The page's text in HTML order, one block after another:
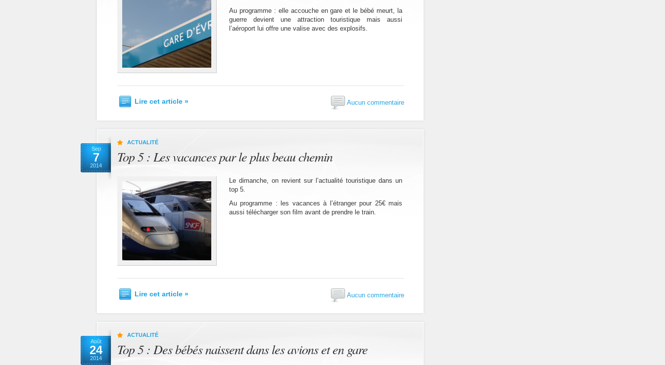
Au programme : elle accouche en gare et le bébé meurt, la
guerre devient une attraction touristique mais aussi
l’aéroport lui offre une valise avec des explosifs.
Lire cet article » Aucun commentaire
Sep
7
2014
ACTUALITÉ
Top 5 : Les vacances par le plus beau chemin
Le dimanche, on revient sur l’actualité touristique dans un
top 5.
Au programme : les vacances à l’étranger pour 25€ mais
aussi télécharger son film avant de prendre le train.
Lire cet article » Aucun commentaire
Août
24
2014
ACTUALITÉ
Top 5 : Des bébés naissent dans les avions et en gare